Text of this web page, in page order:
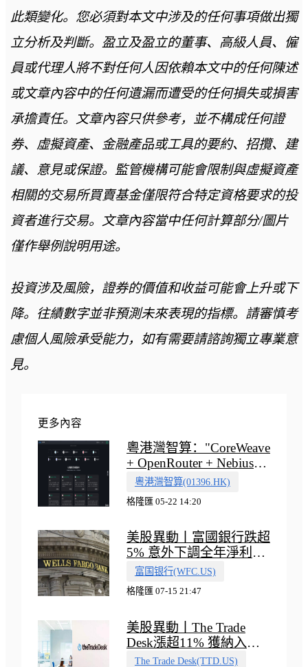
此類變化。您必須對本文中涉及的任何事項做出獨
立分析及判斷。盈立及盈立的董事、高級人員、僱
員或代理人將不對任何人因依賴本文中的任何陳述
或文章內容中的任何遺漏而遭受的任何損失或損害
承擔責任。文章內容只供參考，並不構成任何證
券、虛擬資產、金融產品或工具的要約、招攬、建
議、意見或保證。監管機構可能會限制與虛擬資產
相關的交易所買賣基金僅限符合特定資格要求的投
資者進行交易。文章內容當中任何計算部分/圖片
僅作舉例說明用途。
投資涉及風險，證券的價值和收益可能會上升或下
降。往績數字並非預測未來表現的指標。請審慎考
慮個人風險承受能力，如有需要請諮詢獨立專業意
見。
更多內容
粵港灣智算："CoreWeave
+ OpenRouter + Nebius"
多向融合的中國智算新範
式
粵港灣智算(01396.HK)
格隆匯 05-22 14:20
美股異動丨富國銀行跌超
5% 意外下調全年淨利息
收入指引
富国银行(WFC.US)
格隆匯 07-15 21:47
美股異動丨The Trade
Desk漲超11% 獲納入標
普500指數
The Trade Desk(TTD.US)